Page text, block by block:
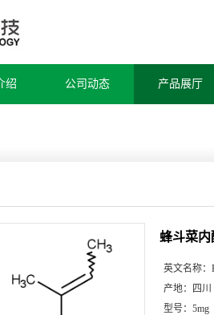
绍 公司动态 产品展厅
蜂斗菜内
英文名称：
产地：
四川
型号： 5mg